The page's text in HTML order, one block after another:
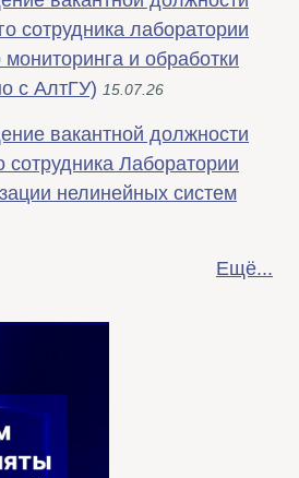
сотрудника лаборатории
мониторинга и обработки
с АлтГУ) 15.07.26
вакантной должности
сотрудника Лаборатории
нелинейных систем
Ещё...